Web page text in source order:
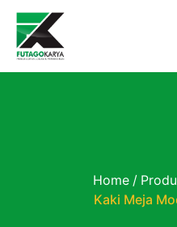
Skip to content
Home /
Kaki Meja